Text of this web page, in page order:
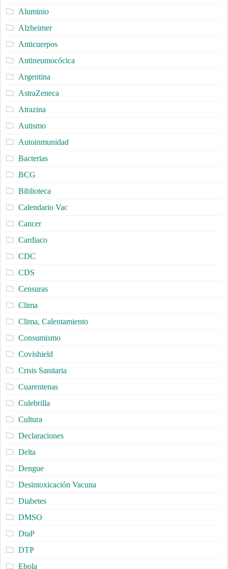
Aluminio
Alzheimer
Anticuerpos
Antineumocócica
Argentina
AstraZeneca
Atrazina
Autismo
Autoinmunidad
Bacterias
BCG
Biblioteca
Calendario Vac
Cancer
Cardiaco
CDC
CDS
Censuras
Clima
Clima, Calentamiento
Consumismo
Covishield
Crisis Sanitaria
Cuarentenas
Culebrilla
Cultura
Declaraciones
Delta
Dengue
Desintoxicación Vacuna
Diabetes
DMSO
DtaP
DTP
Ebola